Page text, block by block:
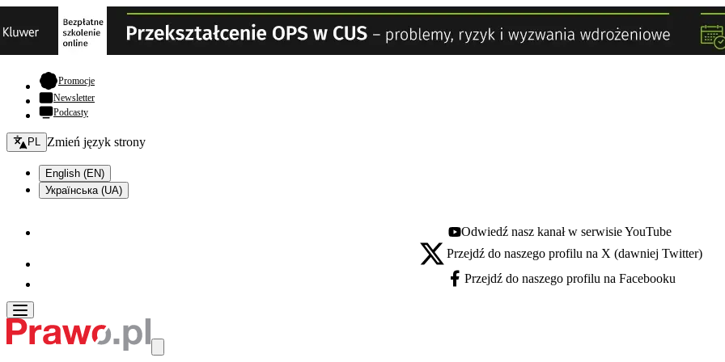
Promocje- otwiera się w nowej karcie
Newsletter
Podcasty
Zmień język - bieżący:
PL Zmień język strony
English (EN)
Українська (UA)
Youtube - otwiera się w nowej karcie
Odwiedź nasz kanał w serwisie YouTube
X - otwiera się w nowej karcie
Przejdź do naszego profilu na X (dawniej Twitter)
Facebook - otwiera się w nowej karcie
Przejdź do naszego profilu na Facebooku